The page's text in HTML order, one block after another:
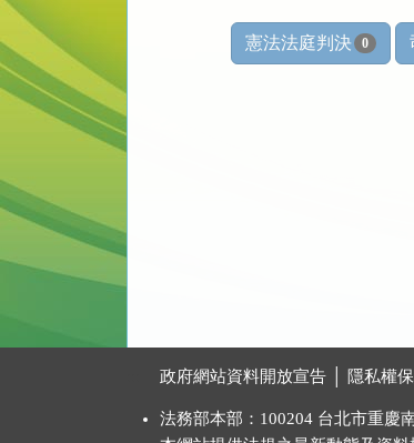
憲法法庭判決 0
政府網站資料開放宣告 隱私權
法務部本部：100204 台北市重慶